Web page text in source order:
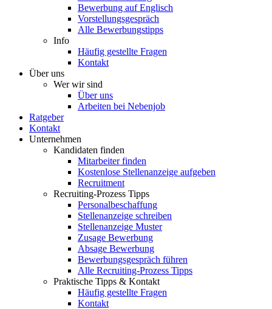
Bewerbung auf Englisch
Vorstellungsgespräch
Alle Bewerbungstipps
Info
Häufig gestellte Fragen
Kontakt
Über uns
Wer wir sind
Über uns
Arbeiten bei Nebenjob
Ratgeber
Kontakt
Unternehmen
Kandidaten finden
Mitarbeiter finden
Kostenlose Stellenanzeige aufgeben
Recruitment
Recruiting-Prozess Tipps
Personalbeschaffung
Stellenanzeige schreiben
Stellenanzeige Muster
Zusage Bewerbung
Absage Bewerbung
Bewerbungsgespräch führen
Alle Recruiting-Prozess Tipps
Praktische Tipps & Kontakt
Häufig gestellte Fragen
Kontakt